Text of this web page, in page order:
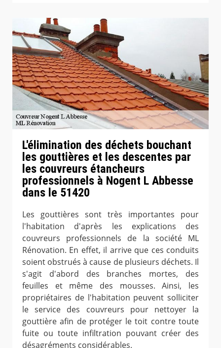
L'élimination des déchets bouchant
les gouttières et les descentes par
les couvreurs étancheurs
professionnels à Nogent L Abbesse
dans le 51420
Les gouttières sont très importantes pour
l'habitation d'après les explications des
couvreurs professionnels de la société ML
Rénovation. En effet, il arrive que ces conduits
soient obstrués à cause de plusieurs déchets. Il
s'agit d'abord des branches mortes, des
feuilles et même des mousses. Ainsi, les
propriétaires de l'habitation peuvent solliciter
le service des couvreurs pour nettoyer la
gouttière afin de protéger le toit contre toute
fuite ou toute infiltration pouvant créer des
désagréments considérables.